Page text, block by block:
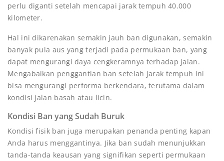
perlu diganti setelah mencapai jarak tempuh 40.000
kilometer.
Hal ini dikarenakan semakin jauh ban digunakan, semakin
banyak pula aus yang terjadi pada permukaan ban, yang
dapat mengurangi daya cengkeramnya terhadap jalan.
Mengabaikan penggantian ban setelah jarak tempuh ini
bisa mengurangi performa berkendara, terutama dalam
kondisi jalan basah atau licin.
Kondisi Ban yang Sudah Buruk
Kondisi fisik ban juga merupakan penanda penting kapan
Anda harus menggantinya. Jika ban sudah menunjukkan
tanda-tanda keausan yang signifikan seperti permukaan